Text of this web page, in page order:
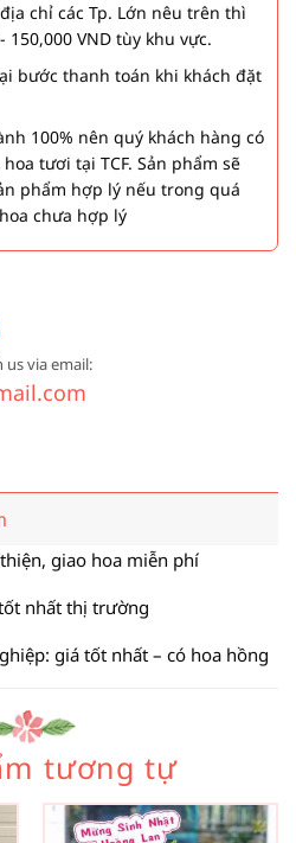
chỉ các Tp. Lớn nêu trên thì
150,000 VND tùy khu vực.
bước thanh toán khi khách đặt
100% nên quý khách hàng có
tươi tại TCF. Sản phẩm sẽ
phẩm hợp lý nếu trong quá
chưa hợp lý
us via email:
giao hoa miễn phí
nhất thị trường
giá tốt nhất – có hoa hồng
tương tự